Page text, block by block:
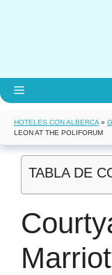
Menú
HOTELES CON ALBERCA »
LEON AT THE POLIFORUM
TABLA DE